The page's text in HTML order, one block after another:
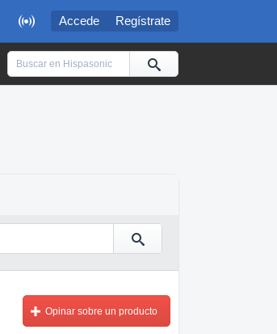
 Accede Regístrate
Opinar sobre un producto